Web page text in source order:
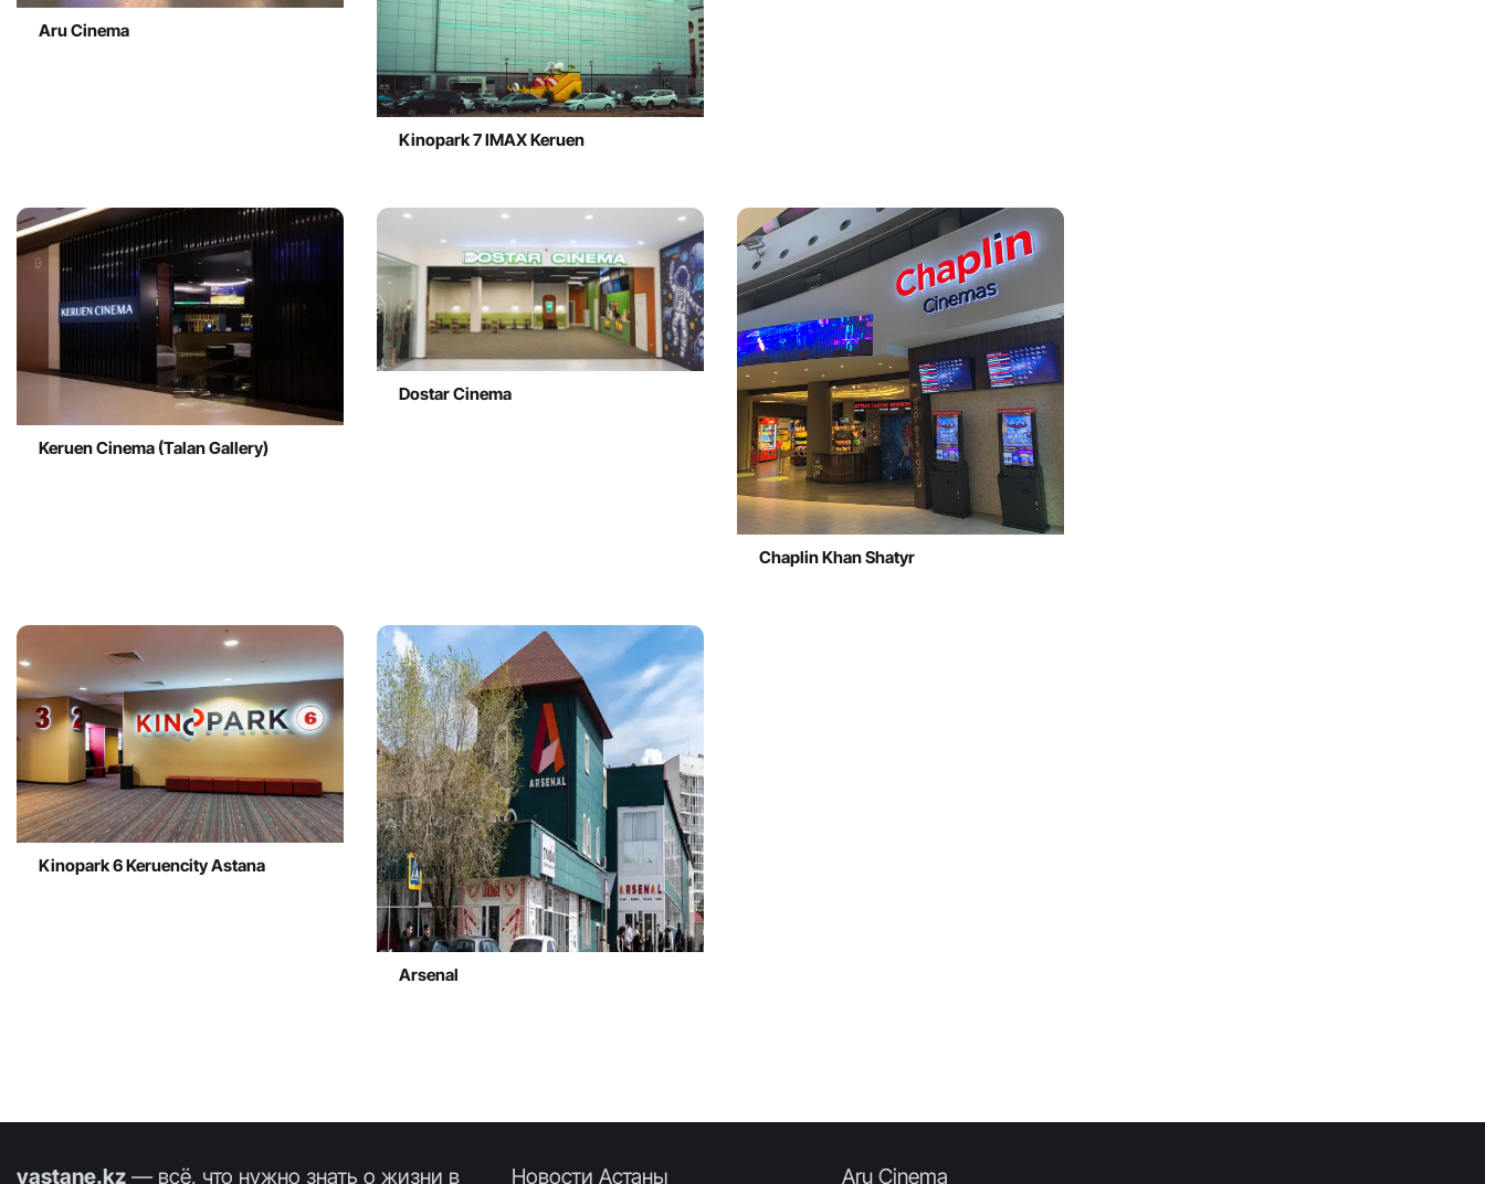
Aru Cinema
Kinopark 7 IMAX Keruen
Keruen Cinema (Talan Gallery)
Dostar Cinema
Chaplin Khan Shatyr
Kinopark 6 Keruencity Astana
Arsenal
vastane.kz — всё, что нужно знать о жизни в Новости Астаны Aru Cinema